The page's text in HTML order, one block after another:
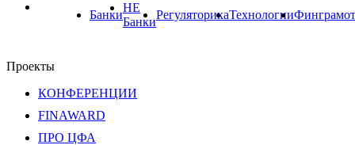
Банки
НЕ
Банки
РегуляторикаТехнологии
Проекты
КОНФЕРЕНЦИИ
FINAWARD
ПРО ЦФА